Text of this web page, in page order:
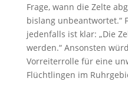
Frage, wann die Zelte
bislang unbeantwortet.“
jedenfalls ist klar: „Die
werden.“ Ansonsten
Vorreiterrolle für eine
Flüchtlingen im